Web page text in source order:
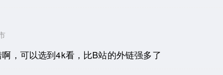
，可以选到4k看，比B站的外链强多了